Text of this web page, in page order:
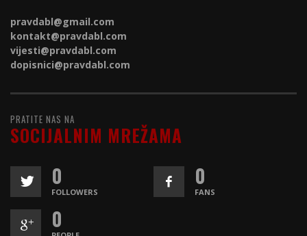
pravdabl@gmail.com
kontakt@pravdabl.com
vijesti@pravdabl.com
dopisnici@pravdabl.com
PRATITE NAS NA
SOCIJALNIM MREŽAMA
0
FOLLOWERS
0
FANS
0